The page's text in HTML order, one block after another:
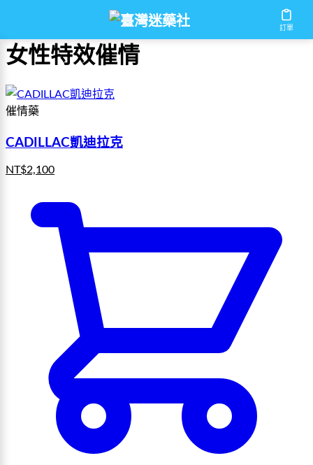
訂單
女性特效催情
催情藥
CADILLAC凱迪拉克
NT$2,100